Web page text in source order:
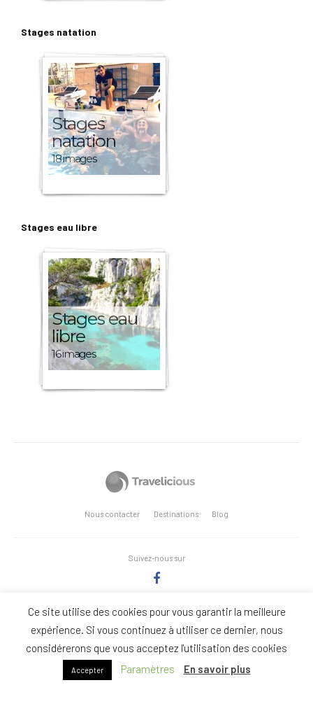
Stages natation
Stages
natation
18 images
Stages eau libre
Stages eau
libre
16 images
Nous contacter Destinations Blog
Suivez-nous sur
Copyright Stages-Triathlon.com - Réalisation: Anne Vonthron
Politique de
confidentialité
Vente
Ce site utilise des cookies pour vous garantir la meilleure
expérience. Si vous continuez à utiliser ce dernier, nous
considérerons que vous acceptez l'utilisation des cookies
Accepter Paramètres En savoir plus